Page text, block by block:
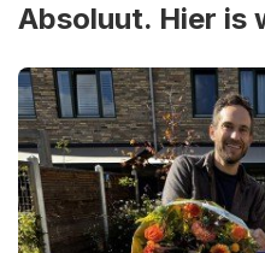
Absoluut. Hier is